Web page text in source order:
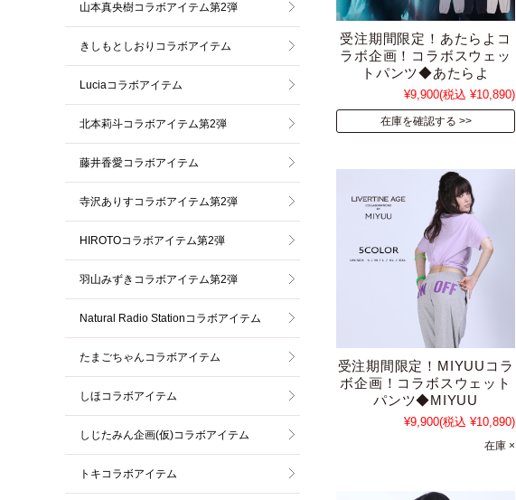
受注期間限定！あたらよコ
ラボ企画！コラボスウェッ
トパンツ◆あたらよ
¥9,900(税込 ¥10,890)
在庫を確認する
受注期間限定！MIYUUコラ
ボ企画！コラボスウェット
パンツ◆MIYUU
¥9,900(税込 ¥10,890)
在庫 ×
山本真央樹コラボアイテム第2弾
きしもとしおりコラボアイテム
Luciaコラボアイテム
北本莉斗コラボアイテム第2弾
藤井香愛コラボアイテム
寺沢ありすコラボアイテム第2弾
HIROTOコラボアイテム第2弾
羽山みずきコラボアイテム第2弾
Natural Radio Stationコラボアイテム
たまごちゃんコラボアイテム
しほコラボアイテム
しじたみん企画(仮)コラボアイテム
トキコラボアイテム